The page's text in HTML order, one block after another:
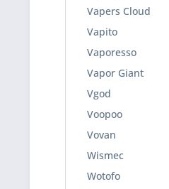
Vapers Cloud
Vapito
Vaporesso
Vapor Giant
Vgod
Voopoo
Vovan
Wismec
Wotofo